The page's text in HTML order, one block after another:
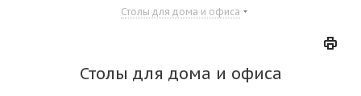
Столы для дома и офиса
Столы для дома и офиса